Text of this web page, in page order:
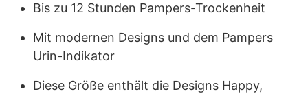
Bis zu 12 Stunden Pampers-Trockenheit
Mit modernen Designs und dem Pampers
Urin-Indikator
Diese Größe enthält die Designs Happy,